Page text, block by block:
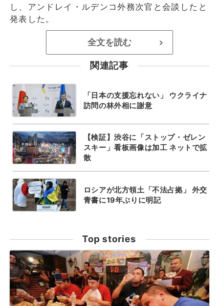
し、アンドレイ・ルデンコ外務次官と会談したと
発表した。
全文を読む >
関連記事
「日本の支援忘れない」 ウクライナ
訪問の林外相に謝意
【検証】渋谷に「ストップ・ゼレン
スキー」看板画像は加工 ネットで拡
散
ロシアが北方領土「不法占拠」 外交
青書に19年ぶりに明記
Top stories